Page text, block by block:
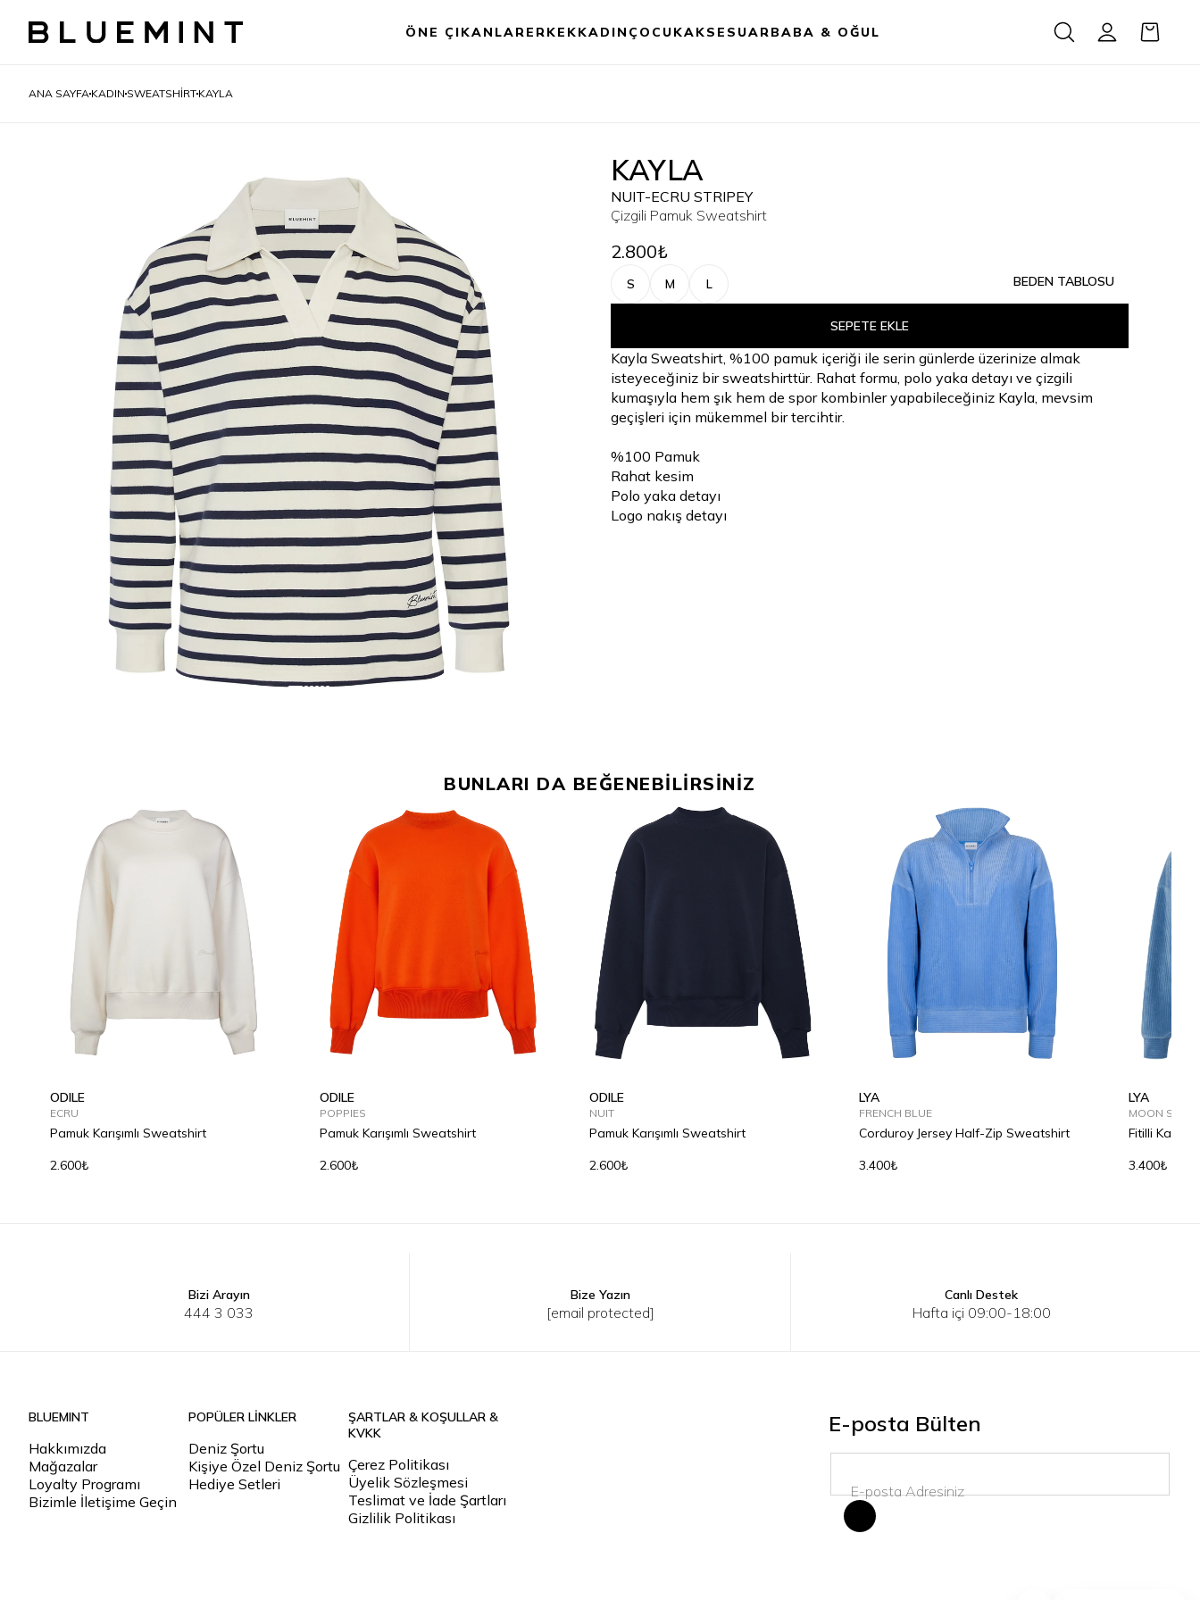
ÖNE ÇIKANLAR ERKEKKADIN ÇOCUKAKSESUAR BABA & OĞUL
ANA SAYFA KADIN SWEATSHIRT KAYLA
KAYLA
NUIT-ECRU STRIPEY
Çizgili Pamuk Sweatshirt
2.800₺
S M L BEDEN TABLOSU
SEPETE EKLE
Kayla Sweatshirt, %100 pamuk içeriği ile serin günlerde üzerinize almak
isteyeceğiniz bir sweatshirttür. Rahat formu, polo yaka detayı ve çizgili
kumaşıyla hem şık hem de spor kombinler yapabileceğiniz Kayla, mevsim
geçişleri için mükemmel bir tercihtir.
%100 Pamuk
Rahat kesim
Polo yaka detayı
Logo nakış detayı
BUNLARI DA BEĞENEBİLİRSİNİZ
ODILE
ECRU
Pamuk Karışımlı Sweatshirt
2.600₺
ODILE
POPPIES
Pamuk Karışımlı Sweatshirt
2.600₺
XS-S M-L
ODILE
NUIT
Pamuk Karışımlı Sweatshirt
2.600₺
L
LYA
FRENCH BLUE
Corduroy Jersey Half-Zip Sweatshirt
3.400₺
LYA
MOON
Fitilli Kadife
3.400₺
Bizi Arayın
444 3 033
Bize Yazın
[email protected]
Canlı Destek
Hafta içi 09:00-18:00
BLUEMINT
Hakkımızda
Mağazalar
Loyalty Programı
Bizimle İletişime Geçin
POPÜLER LİNKLER
Deniz Şortu
Kişiye Özel Deniz Şortu
Hediye Setleri
ŞARTLAR & KOŞULLAR &
KVKK
Çerez Politikası
Üyelik Sözleşmesi
Teslimat ve İade Şartları
Gizlilik Politikası
E-posta Bülten